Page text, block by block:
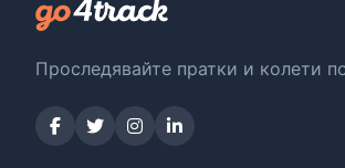
Проследявайте пратки и колети